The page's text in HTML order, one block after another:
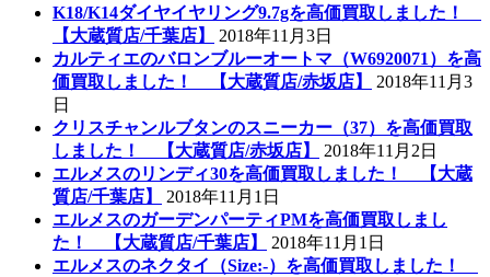
K18/K14ダイヤイヤリング9.7gを高価買取しました！
【大蔵質店/千葉店】
2018年11月3日
カルティエのバロンブルーオートマ（W6920071）を高
価買取しました！ 【大蔵質店/赤坂店】
2018年11月3
日
クリスチャンルブタンのスニーカー（37）を高価買取
しました！ 【大蔵質店/赤坂店】
2018年11月2日
エルメスのリンディ30を高価買取しました！ 【大蔵
質店/千葉店】
2018年11月1日
エルメスのガーデンパーティPMを高価買取しまし
た！ 【大蔵質店/千葉店】
2018年11月1日
エルメスのネクタイ（Size:-）を高価買取しました！